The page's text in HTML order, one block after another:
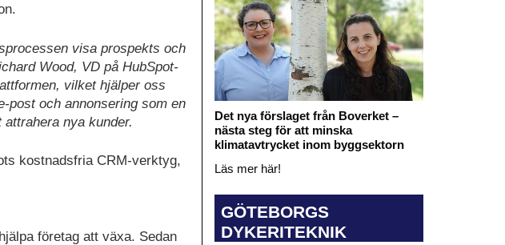
visa prospekts och
Wood, VD på HubSpot-
vilket hjälper oss
post och annonsering som en
nya kunder.
kostnadsfria CRM-verktyg,
företag att växa. Sedan
Det nya förslaget från Boverket –
nästa steg för att minska
klimatavtrycket inom byggsektorn
Läs mer här!
GÖTEBORGS
DYKERITEKNIK